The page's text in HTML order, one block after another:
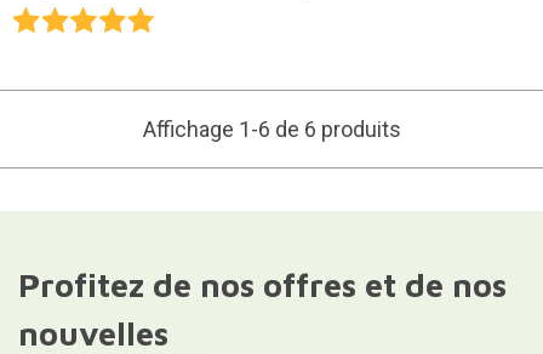
Affichage 1-6 de 6 produits
Profitez de nos offres et de nos
nouvelles